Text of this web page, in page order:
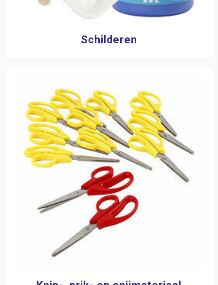
Verf- en schildermaterialen(58)
6 > spelers
Merk
Betzold(21)
Bic(1)
Crayon Rocks(2)
Creativ Company(70)
(4)
Eduforce(1)
Learning Resources (1)
Nienhuis Montessori(20)
Schoolsupport
Schilderen